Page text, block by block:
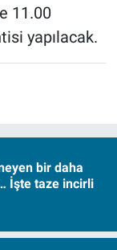
11.00
yapılacak.
bir daha
İşte taze incirli